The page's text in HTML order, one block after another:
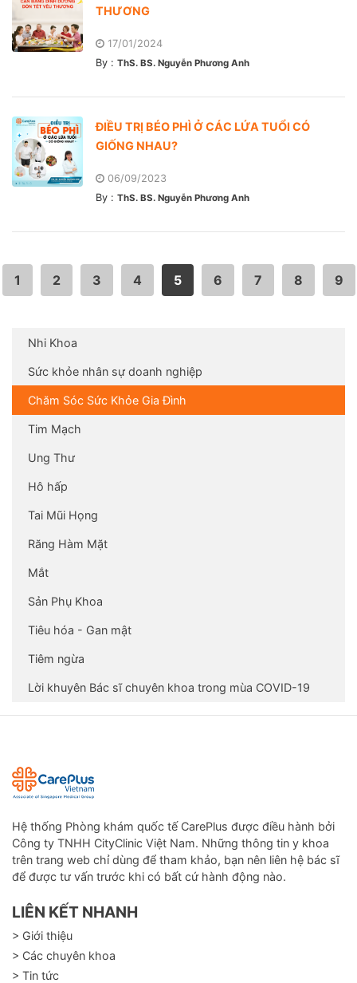
THƯƠNG
17/01/2024
By : ThS. BS. Nguyễn Phương Anh
ĐIỀU TRỊ BÉO PHÌ Ở CÁC LỨA TUỔI CÓ
GIỐNG NHAU?
06/09/2023
By : ThS. BS. Nguyễn Phương Anh
1 2 3 4 5 6 7 8 9
Nhi Khoa
Sức khỏe nhân sự doanh nghiệp
Chăm Sóc Sức Khỏe Gia Đình
Tim Mạch
Ung Thư
Hô hấp
Tai Mũi Họng
Răng Hàm Mặt
Mắt
Sản Phụ Khoa
Tiêu hóa - Gan mật
Tiêm ngừa
Lời khuyên Bác sĩ chuyên khoa trong mùa COVID-19
Hệ thống Phòng khám quốc tế CarePlus được điều hành bởi
Công ty TNHH CityClinic Việt Nam. Những thông tin y khoa
trên trang web chỉ dùng để tham khảo, bạn nên liên hệ bác sĩ
để được tư vấn trước khi có bất cứ hành động nào.
LIÊN KẾT NHANH
> Giới thiệu
> Các chuyên khoa
> Tin tức